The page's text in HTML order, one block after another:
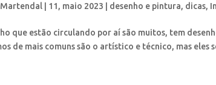
11, maio 2023 desenho e pintura, dicas,
que estão circulando por aí são muitos, tem
de mais comuns são o artístico e técnico, mas eles